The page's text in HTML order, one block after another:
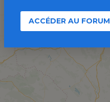
ACCÉDER AU FORUM